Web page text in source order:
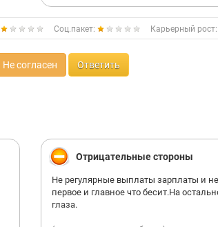
Соц.пакет: Карьерный рост:
Не согласен Ответить
Отрицательные стороны
Не регулярные выплаты зарплаты и
первое и главное что бесит.На
глаза.